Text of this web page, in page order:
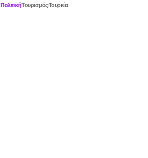
ΠολιτικήΤουρισμόςΤουρκία